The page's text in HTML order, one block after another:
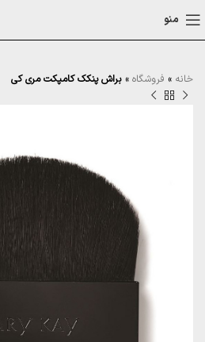
منو
خانه » فروشگاه » براش پنکک کامپکت مری کی